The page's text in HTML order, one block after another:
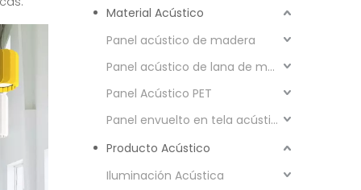
Material Acústico
Panel acústico de madera
Panel acústico de lana de madera
Panel Acústico PET
Panel envuelto en tela acústica
Producto Acústico
Iluminación Acústica